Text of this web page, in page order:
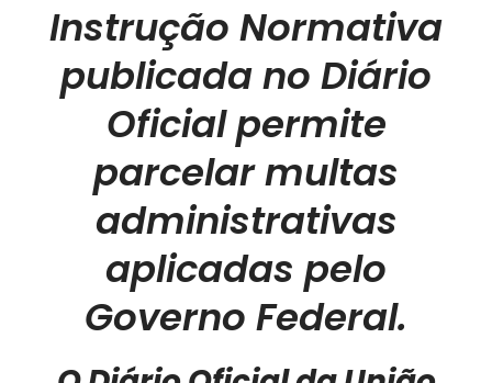
Instrução Normativa
publicada no Diário
Oficial permite
parcelar multas
administrativas
aplicadas pelo
Governo Federal.